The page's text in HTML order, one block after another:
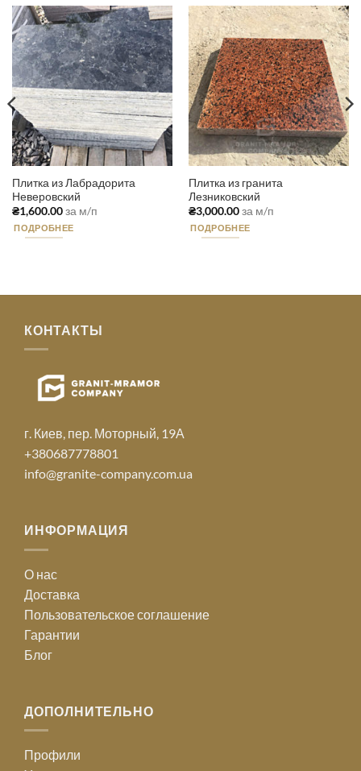
Плитка из Лабрадорита
Неверовский
₴1,600.00за м/п
ПОДРОБНЕЕ
Плитка из гранита
Лезниковский
₴3,000.00за м/п
ПОДРОБНЕЕ
КОНТАКТЫ
г. Киев, пер. Моторный, 19А
+380687778801
info@granite-company.com.ua
ИНФОРМАЦИЯ
О нас
Доставка
Пользовательское соглашение
Гарантии
Блог
ДОПОЛНИТЕЛЬНО
Профили